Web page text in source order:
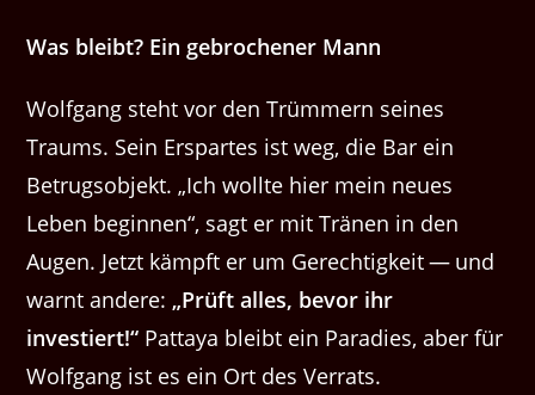
Was bleibt? Ein gebroch­en­er Mann
Wolf­gang ste­ht vor den Trüm­mern seines
Traums. Sein Erspartes ist weg, die Bar ein
Betrug­sob­jekt. ​„Ich wollte hier mein neues
Leben begin­nen“, sagt er mit Trä­nen in den
Augen. Jet­zt kämpft er um Gerechtigkeit — und
warnt andere: ​„Prüft alles, bevor ihr
investiert!“ Pat­taya bleibt ein Paradies, aber für
Wolf­gang ist es ein Ort des Verrats.